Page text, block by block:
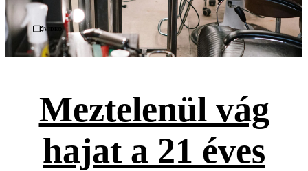
Videó
Meztelenül vág
hajat a 21 éves